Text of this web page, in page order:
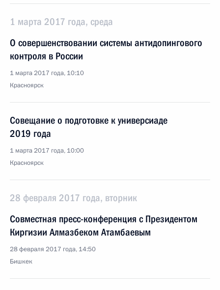
1 марта 2017 года, среда
О совершенствовании системы антидопингового
контроля в России
1 марта 2017 года, 10:10
Красноярск
Совещание о подготовке к универсиаде
2019 года
1 марта 2017 года, 10:00
Красноярск
28 февраля 2017 года, вторник
Совместная пресс-конференция с Президентом
Киргизии Алмазбеком Атамбаевым
28 февраля 2017 года, 14:50
Бишкек